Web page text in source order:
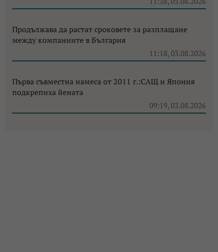
Продължава да растат сроковете за разплащане
между компаниите в България
11:18, 03.08.2026
Първа съвместна намеса от 2011 г.:САЩ и Япония
подкрепиха йената
09:19, 03.08.2026